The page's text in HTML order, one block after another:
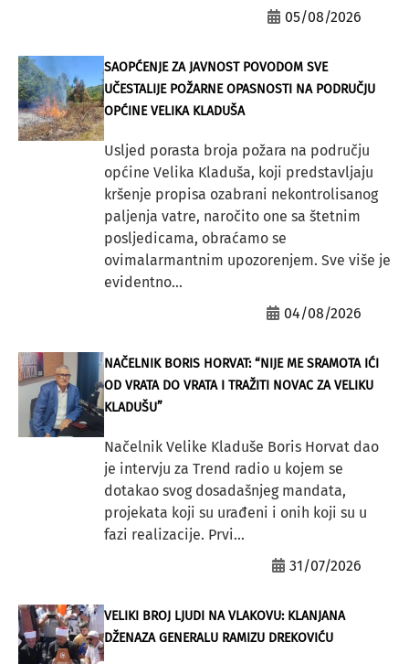
05/08/2026
SAOPĆENJE ZA JAVNOST POVODOM SVE
UČESTALIJE POŽARNE OPASNOSTI NA PODRUČJU
OPĆINE VELIKA KLADUŠA
Usljed porasta broja požara na području
općine Velika Kladuša, koji predstavljaju
kršenje propisa ozabrani nekontrolisanog
paljenja vatre, naročito one sa štetnim
posljedicama, obraćamo se
ovimalarmantnim upozorenjem. Sve više je
evidentno...
04/08/2026
NAČELNIK BORIS HORVAT: “NIJE ME SRAMOTA IĆI
OD VRATA DO VRATA I TRAŽITI NOVAC ZA VELIKU
KLADUŠU”
Načelnik Velike Kladuše Boris Horvat dao
je intervju za Trend radio u kojem se
dotakao svog dosadašnjeg mandata,
projekata koji su urađeni i onih koji su u
fazi realizacije. Prvi...
31/07/2026
VELIKI BROJ LJUDI NA VLAKOVU: KLANJANA
DŽENAZA GENERALU RAMIZU DREKOVIĆU